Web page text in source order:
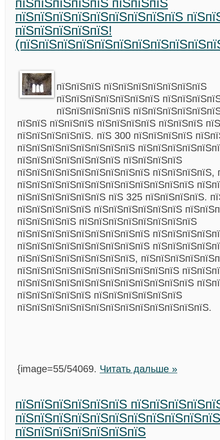
пїЅпїЅпїЅпїЅпїЅ пїЅпїЅпїЅ
пїЅпїЅпїЅпїЅпїЅпїЅпїЅпїЅпїЅ
пїЅпїЅпїЅпїЅпїЅ!
пїЅпїЅпїЅ пїЅпїЅпїЅпїЅпїЅпїЅпїЅ
пїЅпїЅпїЅпїЅпїЅпїЅпїЅ
пїЅпїЅпїЅпїЅпїЅ
пїЅпїЅ пїЅпїЅпїЅ пїЅпїЅпїЅпїЅ пїЅпїЅпїЅ
пїЅпїЅпїЅпїЅпїЅ. пїЅ 300 пїЅпїЅпїЅпїЅ
пїЅпїЅпїЅпїЅпїЅпїЅпїЅпїЅ
пїЅпїЅпїЅпїЅпїЅпїЅпїЅ пїЅпїЅпїЅпїЅ
пїЅпїЅпїЅпїЅпїЅпїЅпїЅпїЅпїЅ пїЅпїЅпїЅпїЅ,
пїЅпїЅпїЅпїЅпїЅпїЅпїЅпїЅпїЅпїЅпїЅпїЅ
пїЅпїЅпїЅпїЅпїЅпїЅ пїЅ 325 пїЅпїЅпїЅпїЅ.
пїЅпїЅпїЅпїЅпїЅ пїЅпїЅпїЅпїЅпїЅпїЅ
пїЅпїЅпїЅпїЅ пїЅпїЅпїЅпїЅпїЅпїЅпїЅпїЅ
пїЅпїЅпїЅпїЅпїЅпїЅпїЅпїЅпїЅ
пїЅпїЅпїЅпїЅпїЅпїЅпїЅпїЅпїЅ
пїЅпїЅпїЅпїЅпїЅпїЅпїЅпїЅ,
пїЅпїЅпїЅпїЅпїЅпїЅпїЅпїЅпїЅпїЅпїЅ
пїЅпїЅпїЅпїЅпїЅпїЅпїЅпїЅпїЅпїЅпїЅпїЅ
пїЅпїЅпїЅпїЅпїЅ пїЅпїЅпїЅпїЅпїЅпїЅ
пїЅпїЅпїЅпїЅпїЅпїЅпїЅпїЅпїЅпїЅпїЅпїЅпїЅ.
{image=55/54069. Читать дальше »
пїЅпїЅпїЅпїЅпїЅпїЅ
пїЅпїЅпїЅпїЅпїЅпїЅпїЅпїЅпїЅпїЅпїЅ
пїЅпїЅпїЅпїЅпїЅпїЅпїЅ